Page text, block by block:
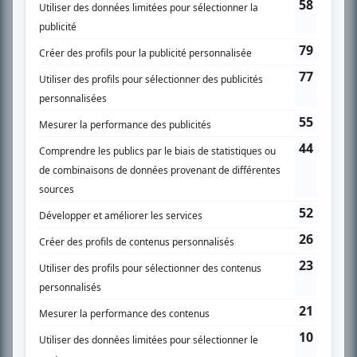
SUR LE RÉSEAU BIZZ MÉDIA
PLAN DU SITE
Accueil
Liste des oeuvres
Recherche avancée
À propos
Nous contacter
Termes et conditions
Politique de confidentialité
Gestion du consentement